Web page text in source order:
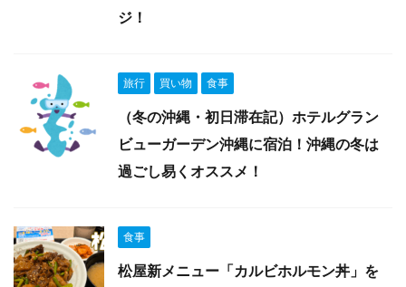
ジ！
旅行 買い物 食事
（冬の沖縄・初日滞在記）ホテルグラン
ビューガーデン沖縄に宿泊！沖縄の冬は
過ごし易くオススメ！
食事
松屋新メニュー「カルビホルモン丼」を